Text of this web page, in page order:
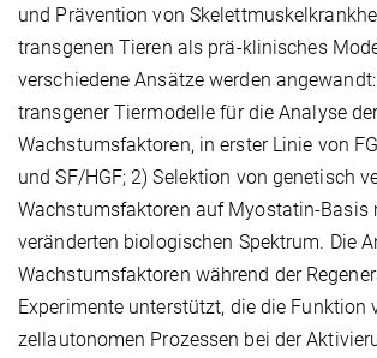
und Prävention von
transgenen Tieren als prä-klinisches
verschiedene Ansätze werden
transgener Tiermodelle für die Analyse
Wachstumsfaktoren, in erster Linie von
und SF/HGF; 2) Selektion von genetisch
Wachstumsfaktoren auf Myostatin-Basis
veränderten biologischen Spektrum. Die
Wachstumsfaktoren während der
Experimente unterstützt, die die Funktion
zellautonomen Prozessen bei der